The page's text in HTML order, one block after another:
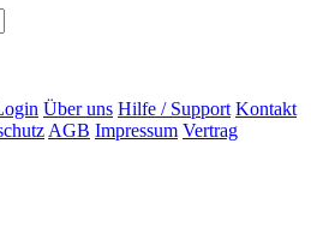
Über uns Hilfe / Support Kontakt
AGB Impressum Vertrag